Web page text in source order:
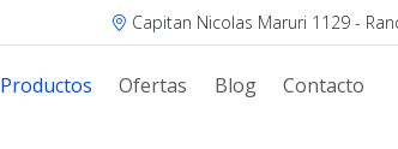
Capitan Nicolas Maruri 1129 -
Productos Ofertas Blog Contacto